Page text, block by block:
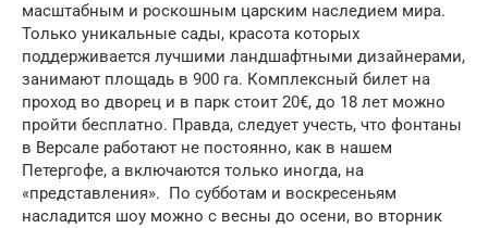
масштабным и роскошным царским наследием мира.
Только уникальные сады, красота которых
поддерживается лучшими ландшафтными дизайнерами,
занимают площадь в 900 га. Комплексный билет на
проход во дворец и в парк стоит 20€, до 18 лет можно
пройти бесплатно. Правда, следует учесть, что фонтаны
в Версале работают не постоянно, как в нашем
Петергофе, а включаются только иногда, на
«представления». По субботам и воскресеньям
насладится шоу можно с весны до осени, во вторник